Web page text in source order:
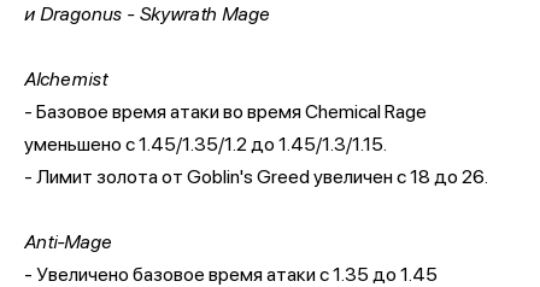
и Dragonus - Skywrath Mage
Alchemist
- Базовое время атаки во время Chemical Rage
уменьшено с 1.45/1.35/1.2 до 1.45/1.3/1.15.
- Лимит золота от Goblin's Greed увеличен с 18 до 26.
Anti-Mage
- Увеличено базовое время атаки с 1.35 до 1.45